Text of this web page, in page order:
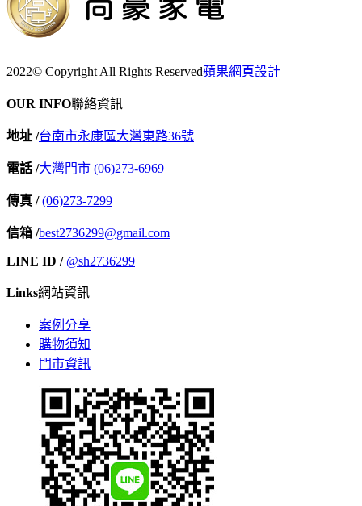
2022© Copyright All Rights Reserved蘋果網頁設計
OUR INFO聯絡資訊
地址 /台南市永康區大灣東路36號
電話 /大灣門市 (06)273-6969
傳真 /(06)273-7299
信箱 /best2736299@gmail.com
LINE ID / @sh2736299
Links網站資訊
案例分享
購物須知
門市資訊